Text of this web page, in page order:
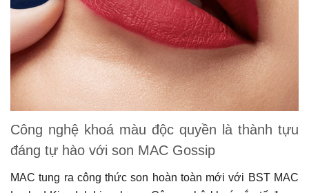
Công nghệ khoá màu độc quyền là thành tựu
đáng tự hào với son MAC Gossip
MAC tung ra công thức son hoàn toàn mới với BST MAC